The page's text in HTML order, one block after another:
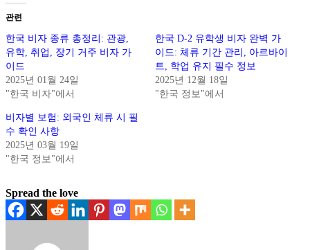
관련
한국 비자 종류 총정리: 관광,
유학, 취업, 장기 거주 비자 가
이드
2025년 01월 24일
"한국 비자"에서
한국 D-2 유학생 비자 완벽 가
이드: 체류 기간 관리, 아르바이
트, 학업 유지 필수 정보
2025년 12월 18일
"한국 정보"에서
비자별 보험: 외국인 체류 시 필
수 확인 사항
2025년 03월 19일
"한국 정보"에서
Spread the love